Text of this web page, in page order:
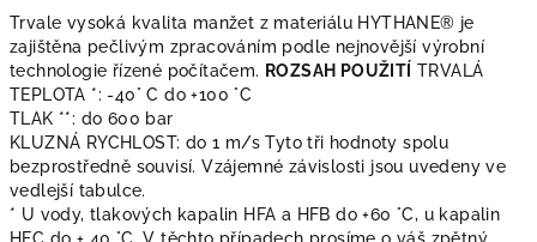
Trvale vysoká kvalita manžet z materiálu HYTHANE® je
zajištěna pečlivým zpracováním podle nejnovější výrobní
technologie řízené počítačem. ROZSAH POUŽITÍ TRVALÁ
TEPLOTA *: -40° C do +100 °C
TLAK **: do 600 bar
KLUZNÁ RYCHLOST: do 1 m/s Tyto tři hodnoty spolu
bezprostředně souvisí. Vzájemné závislosti jsou uvedeny ve
vedlejší tabulce.
* U vody, tlakových kapalin HFA a HFB do +60 °C, u kapalin